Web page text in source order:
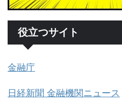
役立つサイト
金融庁
日経新聞 金融機関ニュース